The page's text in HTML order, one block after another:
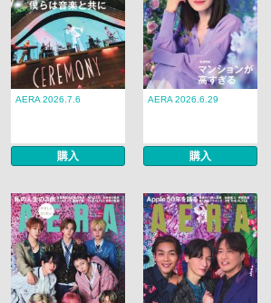
AERA 2026.7.6
購入
AERA 2026.6.29
購入